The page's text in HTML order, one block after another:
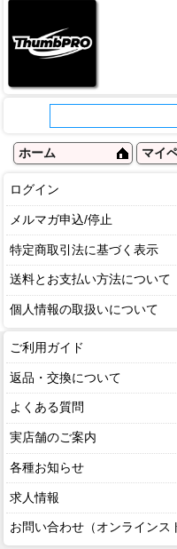
ホーム マイ
ログイン
メルマガ申込/停止
特定商取引法に基づく表示
送料とお支払い方法について
個人情報の取扱いについて
ご利用ガイド
返品・交換について
よくある質問
実店舗のご案内
各種お知らせ
求人情報
お問い合わせ（オンラインス